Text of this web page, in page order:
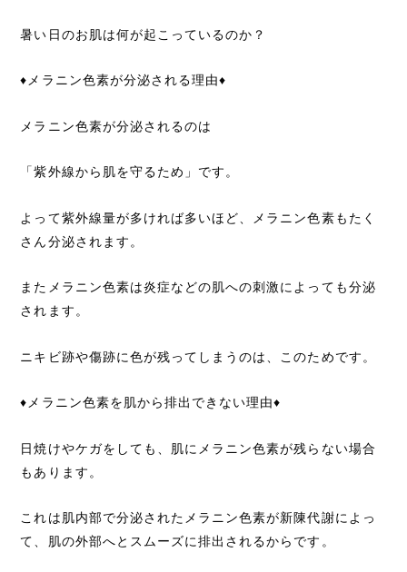
暑い日のお肌は何が起こっているのか？
♦︎メラニン色素が分泌される理由♦︎
メラニン色素が分泌されるのは
「紫外線から肌を守るため」です。
よって紫外線量が多ければ多いほど、メラニン色素もたく
さん分泌されます。
またメラニン色素は炎症などの肌への刺激によっても分泌
されます。
ニキビ跡や傷跡に色が残ってしまうのは、このためです。
♦︎メラニン色素を肌から排出できない理由♦︎
日焼けやケガをしても、肌にメラニン色素が残らない場合
もあります。
これは肌内部で分泌されたメラニン色素が新陳代謝によっ
て、肌の外部へとスムーズに排出されるからです。